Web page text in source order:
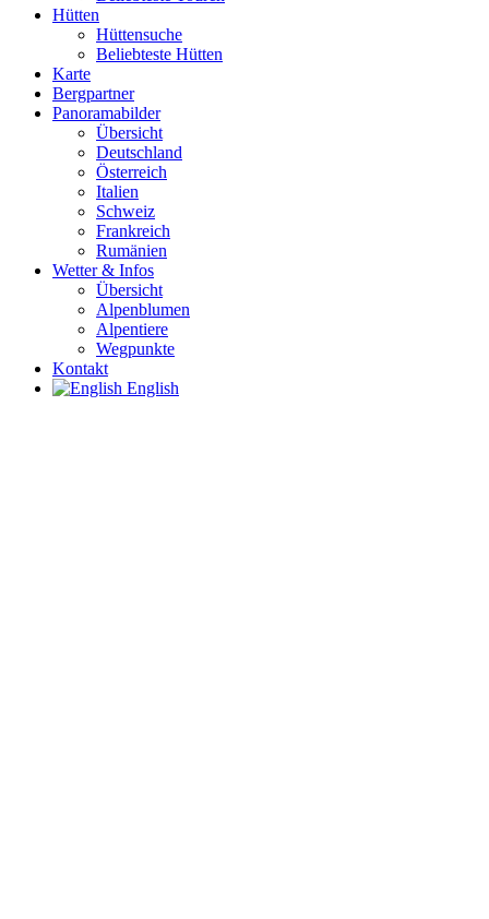
Hütten
Hüttensuche
Beliebteste Hütten
Karte
Bergpartner
Panoramabilder
Übersicht
Deutschland
Österreich
Italien
Schweiz
Frankreich
Rumänien
Wetter & Infos
Übersicht
Alpenblumen
Alpentiere
Wegpunkte
Kontakt
English